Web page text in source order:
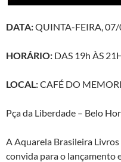
DATA:QUINTA-FEIRA,
HORÁRIO: DAS 19h ÀS
LOCAL:CAFÉ DO
Pça da Liberdade – Belo
A Aquarela Brasileira Livros
convida para o lançamento